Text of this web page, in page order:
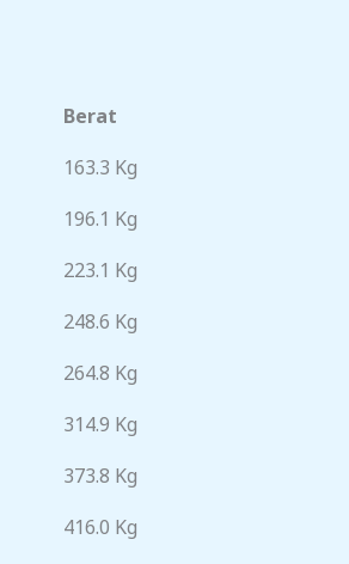
Berat
163.3 Kg
196.1 Kg
223.1 Kg
248.6 Kg
264.8 Kg
314.9 Kg
373.8 Kg
416.0 Kg